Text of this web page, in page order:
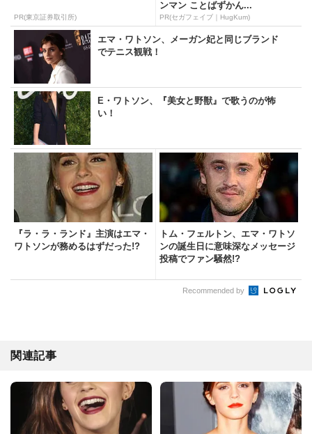
PR(東京証券取引所)
ンマン ことばずかん...
PR(セガフェイブ｜HugKum)
エマ・ワトソン、メーガン妃と同じブランド
でテニス観戦！
E・ワトソン、『美女と野獣』で歌うのが怖
い！
『ラ・ラ・ランド』主演はエマ・
ワトソンが務めるはずだった!?
トム・フェルトン、エマ・ワトソ
ンの誕生日に意味深なメッセージ
投稿でファン騒然!?
Recommended by
関連記事